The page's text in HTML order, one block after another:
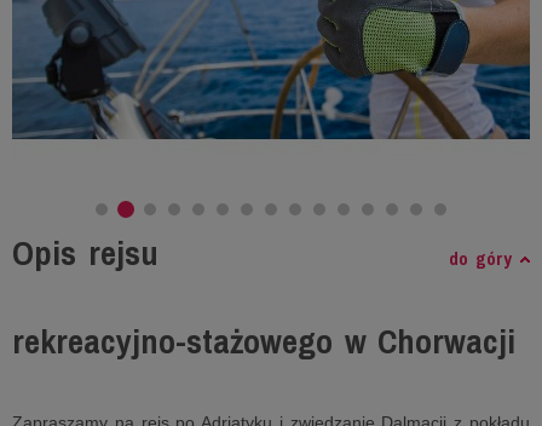
Opis rejsu do góry
rekreacyjno-stażowego w Chorwacji